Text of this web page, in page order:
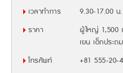
เวลาทำการ
9.30-17.00 น.
ราคา
ผู้ใหญ่ 1,500
เยน เด็กประ
โทรศัพท์
+81 555-20-